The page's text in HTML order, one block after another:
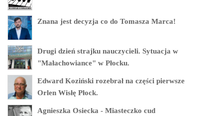
Znana jest decyzja co do Tomasza Marca!
Drugi dzień strajku nauczycieli. Sytuacja w
"Małachowiance" w Płocku.
Edward Koziński rozebrał na części pierwsze
Orlen Wisłę Płock.
Agnieszka Osiecka - Miasteczko cud